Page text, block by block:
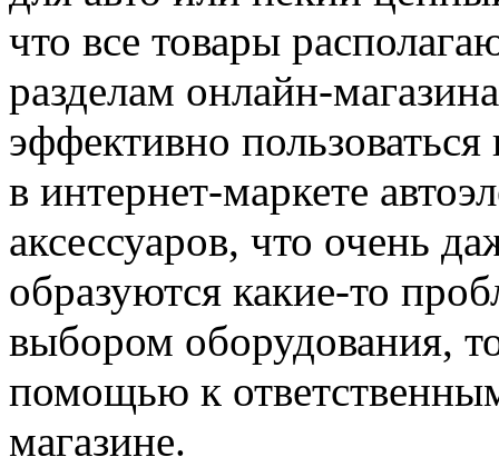
что все товары
разделам онлайн-
эффективно
в интернет-маркете
аксессуаров, что очень
образуются какие-то
выбором оборудования,
помощью к
магазине.